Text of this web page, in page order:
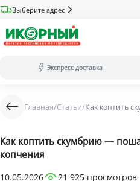
Выберите адрес
Экспресс-доставка
Экспресс-доставка:за 2
Оплата только на сайте.
Доставка со склада:
Доступны все виды оплат.
Главная/Статьи/Как коптить
Как коптить скумбрию —
копчения
10.05.2026 21 925 просмотров